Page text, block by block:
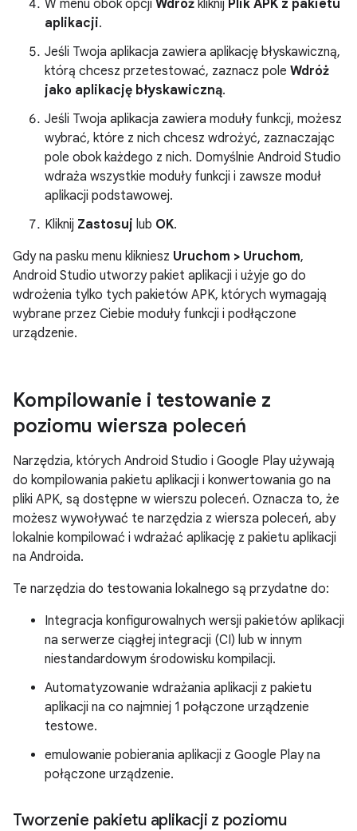
W menu obok opcji Wdróż kliknij Plik APK z pakietu
aplikacji.
Jeśli Twoja aplikacja zawiera aplikację błyskawiczną,
którą chcesz przetestować, zaznacz pole Wdróż
jako aplikację błyskawiczną.
Jeśli Twoja aplikacja zawiera moduły funkcji, możesz
wybrać, które z nich chcesz wdrożyć, zaznaczając
pole obok każdego z nich. Domyślnie Android Studio
wdraża wszystkie moduły funkcji i zawsze moduł
aplikacji podstawowej.
Kliknij Zastosuj lub OK.
Gdy na pasku menu klikniesz Uruchom > Uruchom,
Android Studio utworzy pakiet aplikacji i użyje go do
wdrożenia tylko tych pakietów APK, których wymagają
wybrane przez Ciebie moduły funkcji i podłączone
urządzenie.
Kompilowanie i testowanie z
poziomu wiersza poleceń
Narzędzia, których Android Studio i Google Play używają
do kompilowania pakietu aplikacji i konwertowania go na
pliki APK, są dostępne w wierszu poleceń. Oznacza to, że
możesz wywoływać te narzędzia z wiersza poleceń, aby
lokalnie kompilować i wdrażać aplikację z pakietu aplikacji
na Androida.
Te narzędzia do testowania lokalnego są przydatne do:
Integracja konfigurowalnych wersji pakietów aplikacji
na serwerze ciągłej integracji (CI) lub w innym
niestandardowym środowisku kompilacji.
Automatyzowanie wdrażania aplikacji z pakietu
aplikacji na co najmniej 1 połączone urządzenie
testowe.
emulowanie pobierania aplikacji z Google Play na
połączone urządzenie.
Tworzenie pakietu aplikacji z poziomu